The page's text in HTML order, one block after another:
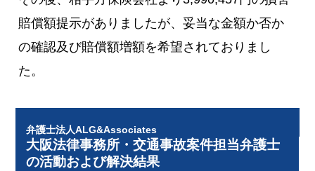
賠償額提示がありましたが、妥当な金額か否か
の確認及び賠償額増額を希望されておりまし
た。
弁護士法人ALG&Associates
大阪法律事務所・交通事故案件担当弁護士
の活動および解決結果